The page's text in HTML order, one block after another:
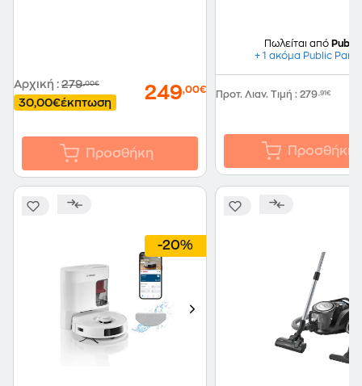
Αρχική : 279,00€
30,00€έκπτωση 249,00€
Προσθήκη
Πωλείται από Public
+ 1 ακόμα Public
Προτ. Λιαν. Τιμή : 279,91€
Προσθήκη
-20%